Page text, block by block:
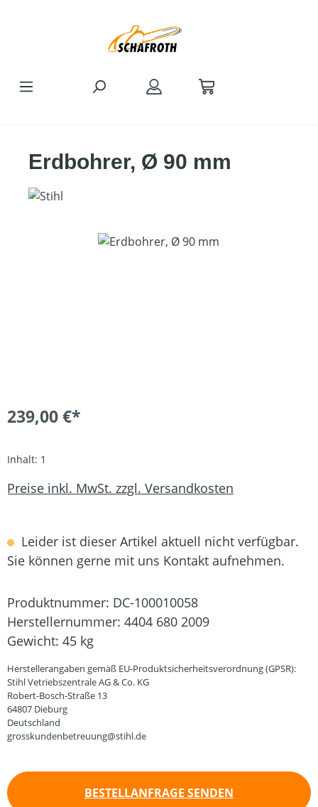
Erdbohrer, Ø 90 mm
Bildergalerie überspringen
239,00 €*
Inhalt: 1
Preise inkl. MwSt. zzgl. Versandkosten
Leider ist dieser Artikel aktuell nicht verfügbar.
Sie können gerne mit uns Kontakt aufnehmen.
Produktnummer: DC-100010058
Herstellernummer: 4404 680 2009
Gewicht: 45 kg
Herstellerangaben gemäß EU-Produktsicherheitsverordnung (GPSR):
Stihl Vetriebszentrale AG & Co. KG
Robert-Bosch-Straße 13
64807 Dieburg
Deutschland
grosskundenbetreuung@stihl.de
BESTELLANFRAGE SENDEN